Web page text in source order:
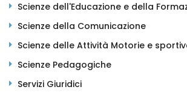
Scienze dell'Educazione e della
Scienze della Comunicazione
Scienze delle Attività Motorie e
Scienze Pedagogiche
Servizi Giuridici